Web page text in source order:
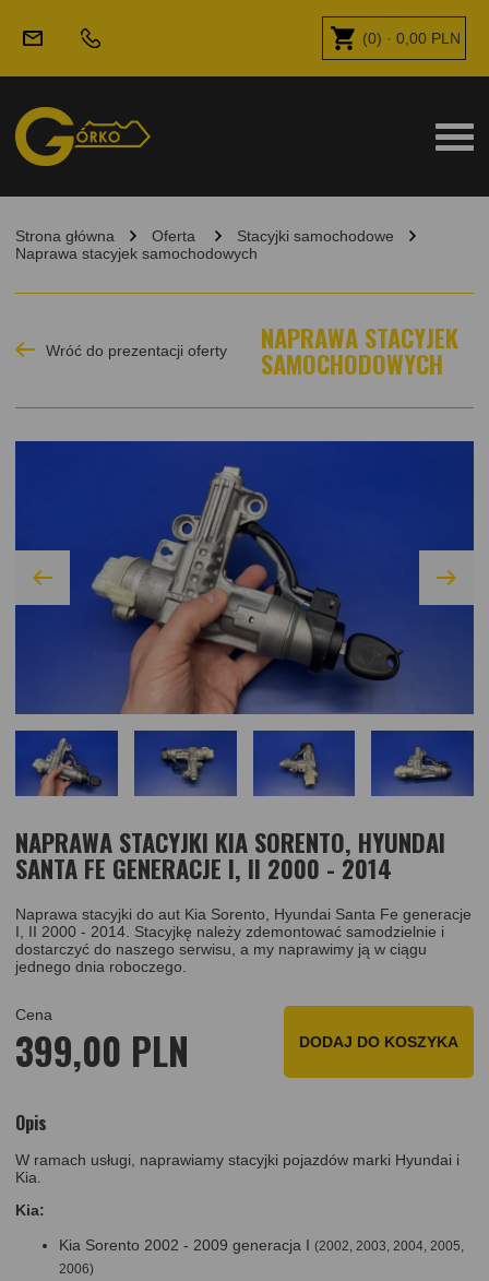
(0) · 0,00 PLN
Strona główna Oferta
Stacyjki samochodowe
Naprawa stacyjek samochodowych
Wróć do prezentacji oferty NAPRAWA STACYJEK
SAMOCHODOWYCH
NAPRAWA STACYJKI KIA SORENTO, HYUNDAI
SANTA FE GENERACJE I, II 2000 - 2014
Naprawa stacyjki do aut Kia Sorento, Hyundai Santa Fe generacje
I, II 2000 - 2014. Stacyjkę należy zdemontować samodzielnie i
dostarczyć do naszego serwisu, a my naprawimy ją w ciągu
jednego dnia roboczego.
Cena
399,00 PLN DODAJ DO KOSZYKA
Opis
W ramach usługi, naprawiamy stacyjki pojazdów marki Hyundai i
Kia.
Kia:
Kia Sorento 2002 - 2009 generacja I (2002, 2003, 2004, 2005,
2006)